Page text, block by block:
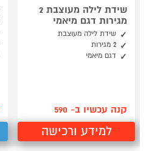
שידת לילה מעוצבת 2
מגירות דגם מיאמי
שידת לילה מעוצבת
2 מגירות
דגם מיאמי
קנה עכשיו ב- 590
למידע ורכישה